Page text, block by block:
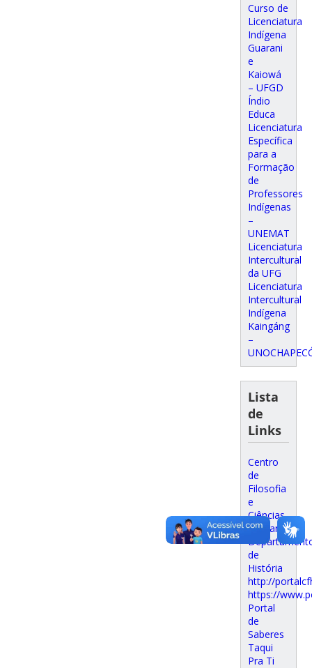
Curso de
Licenciatura
Indígena
Guarani
e
Kaiowá
– UFGD
Índio
Educa
Licenciatura
Específica
para a
Formação
de
Professores
Indígenas
–
UNEMAT
Licenciatura
Intercultural
da UFG
Licenciatura
Intercultural
Indígena
Kaingáng
–
Lista
de
Links
Centro
de
Filosofia
e
Ciências
Humanas
de
História
http://
https://
Portal
de
Saberes
Taqui
Pra Ti